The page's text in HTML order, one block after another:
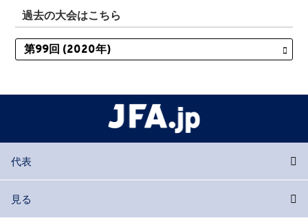
過去の大会はこちら
代表
見る